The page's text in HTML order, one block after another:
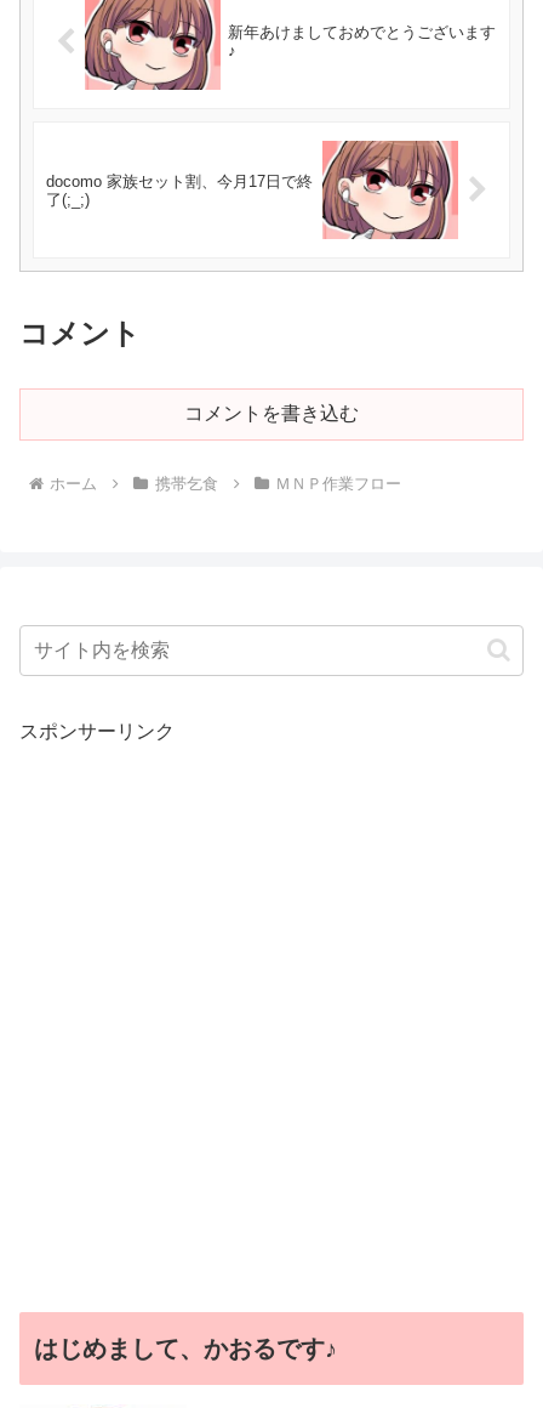
新年あけましておめでとうございます
♪
docomo 家族セット割、今月17日で終
了(;_;)
コメント
コメントを書き込む
ホーム 携帯乞食 ＭＮＰ作業フロー
スポンサーリンク
はじめまして、かおるです♪